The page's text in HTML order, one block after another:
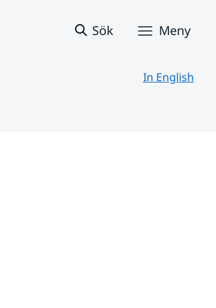
Sök Meny
In English